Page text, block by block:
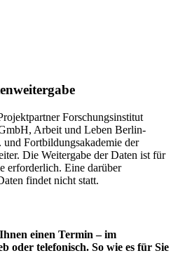
Forschungsinstitut
Arbeit und Leben Berlin-
Fortbildungsakademie der
Die Weitergabe der Daten ist für
erforderlich. Eine darüber
findet nicht statt.
einen Termin – im
oder telefonisch. So wie es für Sie